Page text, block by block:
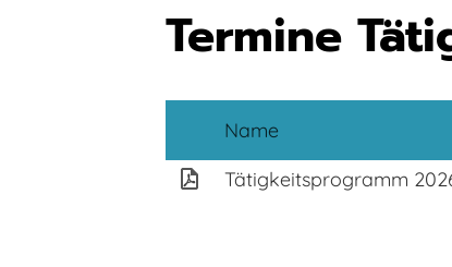
Termine
Name
Tätigkeitsprogramm